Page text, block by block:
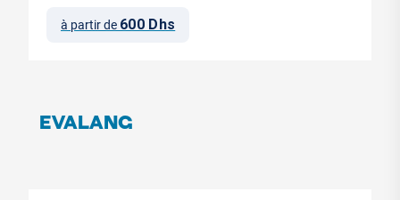
à partir de 600 Dhs
EVALANG